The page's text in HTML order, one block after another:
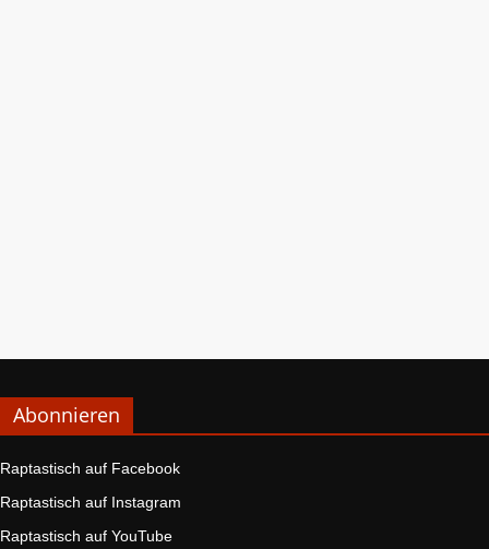
Abonnieren
Raptastisch auf Facebook
Raptastisch auf Instagram
Raptastisch auf YouTube